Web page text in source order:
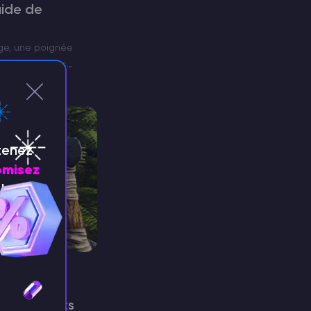
de
une poignée
que vous
sur les
survivre les
colorants